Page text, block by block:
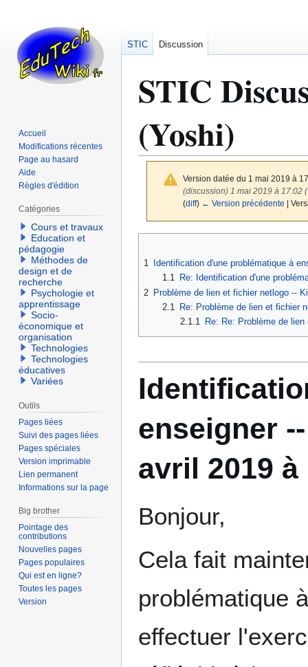
STIC
(Yoshi)
Version datée du 1 mai 2019 à
(discussion) 1 mai 2019 à 17:02
(diff) ← Version précédente |
1
Identification d'une problématique à
1.1
Re: Identification d'une
2 Problème de lien et fichier netlogo --
2.1
Re: Problème de lien et fichier
2.1.1
Re: Re: Problème de
enseigner
avril 2019 à
Bonjour,
Cela fait
problématique
effectuer
STIC Discussion
Accueil
Modifications récentes
Page au hasard
Aide
Règles d'édition
Catégories
Cours et travaux
Education et
pédagogie
Méthodes de
design et de
recherche
Psychologie et
apprentissage
Socio-
économique et
organisation
Technologies
Technologies
éducatives
Variées
Outils
Pages liées
Suivi des pages liées
Pages spéciales
Version imprimable
Lien permanent
Informations sur la page
Big brother
Pointage des
contributions
Nouvelles pages
Pages populaires
Qui est en ligne?
Toutes les pages
Version